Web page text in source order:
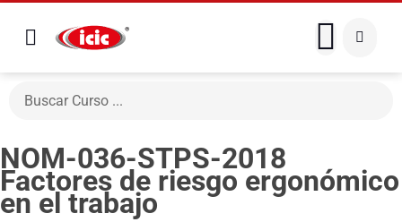
NOM-036-STPS-2018
Factores de riesgo ergonómico
en el trabajo